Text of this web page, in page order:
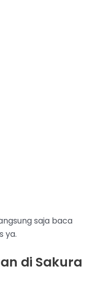
saja baca
ya.
di Sakura